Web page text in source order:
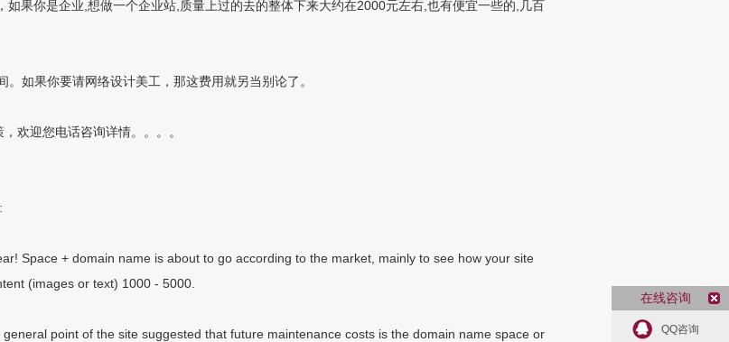
果你是企业,想做一个企业站,质量上过的去的整体下来大约在2000元左右,也有便宜一些的,几百
如果你要请网络设计美工，那这费用就另当别论了。
欢迎您电话咨询详情。。。。
Space + domain name is about to go according to the market, mainly to see how your site
(images or text) 1000 - 5000.
point of the site suggested that future maintenance costs is the domain name space or
在线咨询
QQ咨询